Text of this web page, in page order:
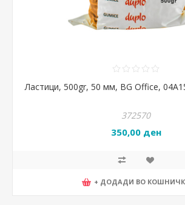
Ластици, 500gr, 50 мм, BG Office,
372570
350,00 ден
+ ДОДАДИ ВО